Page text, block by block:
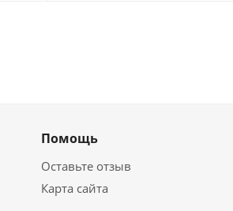
Помощь
Оставьте отзыв
Карта сайта